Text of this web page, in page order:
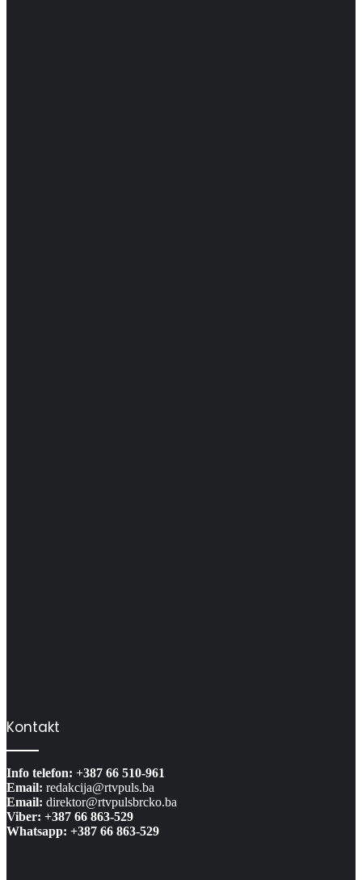
Kontakt
Info telefon: +387 66 510-961
Email: redakcija@rtvpuls.ba
Email: direktor@rtvpulsbrcko.ba
Viber: +387 66 863-529
Whatsapp: +387 66 863-529